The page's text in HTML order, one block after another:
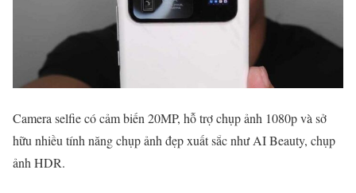
Camera selfie có cảm biến 20MP, hỗ trợ chụp ảnh 1080p và sở
hữu nhiều tính năng chụp ảnh đẹp xuất sắc như AI Beauty, chụp
ảnh HDR.